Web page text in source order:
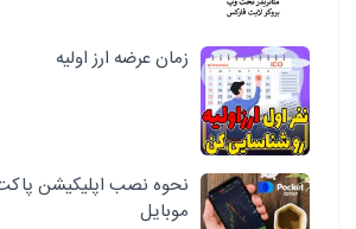
زمان عرضه ارز اولیه
نحوه نصب اپلیکیشن
موبایل